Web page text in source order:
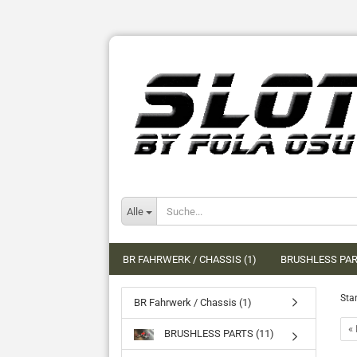
Alle
BR FAHRWERK / CHASSIS (1) BRUSHLESS
«
BR Fahrwerk / Chassis (1)
BRUSHLESS PARTS (11)